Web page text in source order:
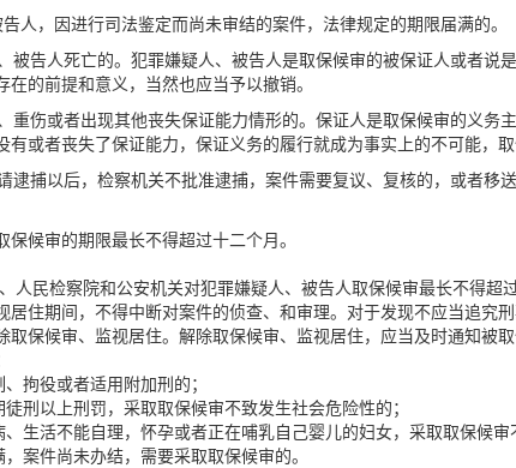
人，因进行司法鉴定而尚未审结的案件，法律规定的期限届满的。
被告人死亡的。犯罪嫌疑人、被告人是取保候审的被保证人或者说
在的前提和意义，当然也应当予以撤销。
重伤或者出现其他丧失保证能力情形的。保证人是取保候审的义务
有或者丧失了保证能力，保证义务的履行就成为事实上的不可能，
逮捕以后，检察机关不批准逮捕，案件需要复议、复核的，或者移
保候审的期限最长不得超过十二个月。
人民检察院和公安机关对犯罪嫌疑人、被告人取保候审最长不得超
居住期间，不得中断对案件的侦查、和审理。对于发现不应当追究
取保候审、监视居住。解除取保候审、监视居住，应当及时通知被
拘役或者适用附加刑的；
刑以上刑罚，采取取保候审不致发生社会危险性的；
生活不能自理，怀孕或者正在哺乳自己婴儿的妇女，采取取保候审
案件尚未办结，需要采取取保候审的。